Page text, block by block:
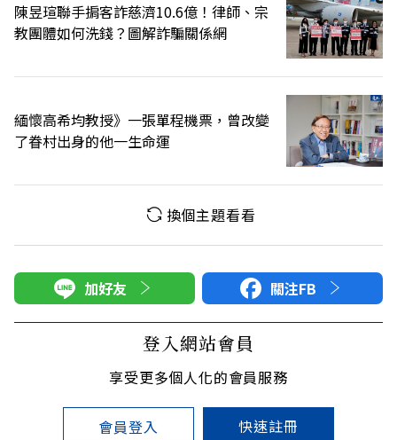
陳昱瑄聯手掮客詐慈濟10.6億！律師、宗
教團體如何洗錢？圖解詐騙關係網
緬懷高希均教授》一張單程機票，曾改變
了眷村出身的他一生命運
換個主題看看
加好友 關注FB
登入網站會員
享受更多個人化的會員服務
會員登入 快速註冊